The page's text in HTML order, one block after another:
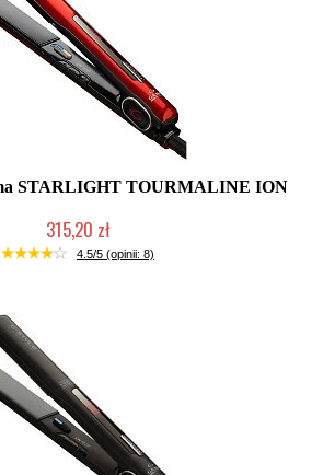
STARLIGHT TOURMALINE ION
315,20 zł
Duża ilość (wysyłka w 24h)
4.5/5 (opinii: 8)